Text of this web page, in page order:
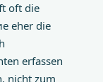
oft die
eher die
erfassen
nicht zum